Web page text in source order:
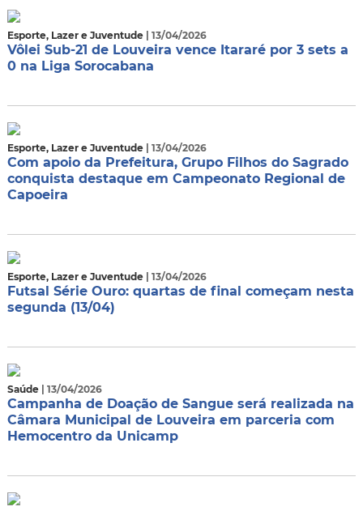
Esporte, Lazer e Juventude | 13/04/2026
Vôlei Sub-21 de Louveira vence Itararé por 3 sets a
0 na Liga Sorocabana
Esporte, Lazer e Juventude | 13/04/2026
Com apoio da Prefeitura, Grupo Filhos do Sagrado
conquista destaque em Campeonato Regional de
Capoeira
Esporte, Lazer e Juventude | 13/04/2026
Futsal Série Ouro: quartas de final começam nesta
segunda (13/04)
Saúde | 13/04/2026
Campanha de Doação de Sangue será realizada na
Câmara Municipal de Louveira em parceria com
Hemocentro da Unicamp